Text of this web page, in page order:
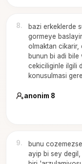
8.
bazi erkeklerde
gormeye
olmaktan cikarir,
bunun bi adi bile
cekiciliginle ilgili
konusulmasi
anonim 8
9.
bunu
ayip bi sey